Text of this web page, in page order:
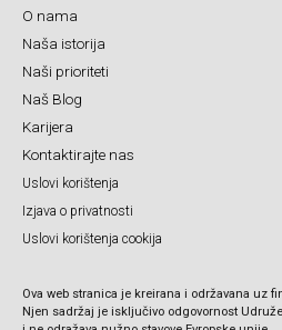
O nama
Naša istorija
Naši prioriteti
Naš Blog
Karijera
Kontaktirajte nas
Uslovi korištenja
Izjava o privatnosti
Uslovi korištenja cookija
Ova web stranica je kreirana i održavana uz
Njen sadržaj je isključivo odgovornost